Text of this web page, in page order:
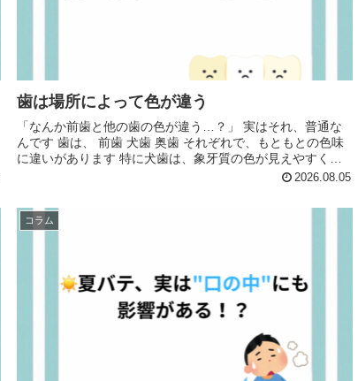
歯は場所によって色が違う
「なんか前歯と他の歯の色が違う…？」 実はそれ、普通な
んです 歯は、 前歯 犬歯 奥歯 それぞれで、もともとの色味
に違いがあります 特に犬歯は、象牙質の色が見えやすく、
2026.08.05
コラム